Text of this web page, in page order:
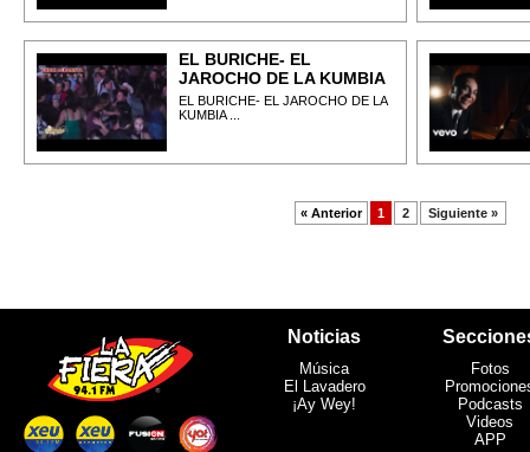
EL BURICHE- EL
JAROCHO DE LA KUMBIA
EL BURICHE- EL JAROCHO DE LA
KUMBIA ...
« Anterior 1 2 Siguiente »
Noticias
Música
El Lavadero
¡Ay Wey!
Fotos
Podcasts
Videos
APP